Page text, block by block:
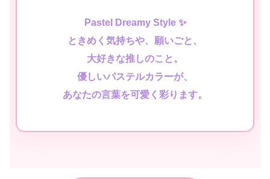
Pastel Dreamy Style ✨
ときめく気持ちや、願いごと、
大好きな推しのこと。
優しいパステルカラーが、
あなたの言葉を可愛く彩ります。